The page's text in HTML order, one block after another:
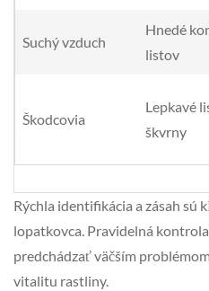
Suchý vzduch
Hnedé
listov
Škodcovia
Lepkavé
škvrny
Rýchla identifikácia a zásah sú
lopatkovca. Pravidelná
predchádzať väčším
vitalitu rastliny.